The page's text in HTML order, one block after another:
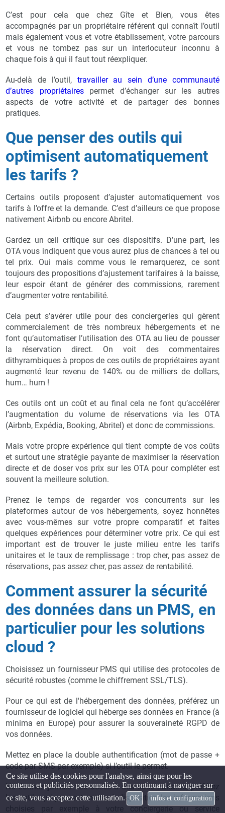
C’est pour cela que chez Gîte et Bien, vous êtes
accompagnés par un propriétaire référent qui connaît l’outil
mais également vous et votre établissement, votre parcours
et vous ne tombez pas sur un interlocuteur inconnu à
chaque fois à qui il faut tout réexpliquer.
Au-delà de l’outil, travailler au sein d’une communauté
d’autres propriétairespermet d’échanger sur les autres
aspects de votre activité et de partager des bonnes
pratiques.
Que penser des outils qui
optimisent automatiquement
les tarifs ?
Certains outils proposent d’ajuster automatiquement vos
tarifs à l’offre et la demande. C’est d’ailleurs ce que propose
nativement Airbnb ou encore Abritel.
Gardez un œil critique sur ces dispositifs. D’une part, les
OTA vous indiquent que vous aurez plus de chances à tel ou
tel prix. Oui mais comme vous le remarquerez, ce sont
toujours des propositions d’ajustement tarifaires à la baisse,
leur espoir étant de générer des commissions, rarement
d’augmenter votre rentabilité.
Cela peut s’avérer utile pour des conciergeries qui gèrent
commercialement de très nombreux hébergements et ne
font qu’automatiser l’utilisation des OTA au lieu de pousser
la réservation direct. On voit des commentaires
dithyrambiques à propos de ces outils de propriétaires ayant
augmenté leur revenu de 140% ou de milliers de dollars,
hum… hum !
Ces outils ont un coût et au final cela ne font qu’accélérer
l’augmentation du volume de réservations via les OTA
(Airbnb, Expédia, Booking, Abritel) et donc de commissions.
Mais votre propre expérience qui tient compte de vos coûts
et surtout une stratégie payante de maximiser la réservation
directe et de doser vos prix sur les OTA pour compléter est
souvent la meilleure solution.
Prenez le temps de regarder vos concurrents sur les
plateformes autour de vos hébergements, soyez honnêtes
avec vous-mêmes sur votre propre comparatif et faites
quelques expériences pour déterminer votre prix. Ce qui est
important est de trouver le juste milieu entre les tarifs
unitaires et le taux de remplissage : trop cher, pas assez de
réservations, pas assez cher, pas assez de rentabilité.
Comment assurer la sécurité
des données dans un PMS, en
particulier pour les solutions
cloud ?
Choisissez un fournisseur PMS qui utilise des protocoles de
sécurité robustes (comme le chiffrement SSL/TLS).
Pour ce qui est de l'hébergement des données, préférez un
fournisseur de logiciel qui héberge ses données en France (à
minima en Europe) pour assurer la souveraineté RGPD de
vos données.
Mettez en place la double authentification (mot de passe +
code par SMS par exemple) si l’outil le permet.
Ne donnez jamais vos accès à des sous-traitants, préférez
les outils qui peuvent mettre à disposition les informations
choisies par exemple à votre conciergerie ou service
Ce site utilise des cookies pour l'analyse, ainsi que pour les
contenus et publicités personnalisés. En continuant à naviguer sur
ce site, vous acceptez cette utilisation.
OK infos et configuration